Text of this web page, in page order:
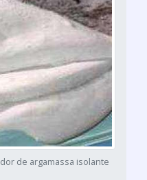
de argamassa isolante